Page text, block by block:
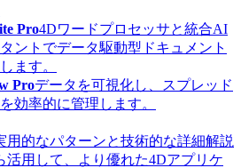
Pro4Dワードプロセッサと統合AI
ントでデータ駆動型ドキュメント
ます。
Proデータを可視化し、スプレッド
効率的に管理します。
用的なパターンと技術的な詳細解説
活用して、より優れた4Dアプリケ